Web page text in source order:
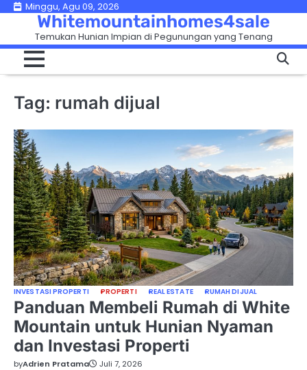
Skip
content
Minggu, Agu 09, 2026
Whitemountainhomes4sale
Temukan Hunian Impian di Pegunungan yang Tenang
Tag: rumah dijual
INVESTASI PROPERTI PROPERTI REAL ESTATE RUMAH DIJUAL
Panduan Membeli Rumah di White
Mountain untuk Hunian Nyaman
dan Investasi Properti
byAdrien Pratama Juli 7, 2026